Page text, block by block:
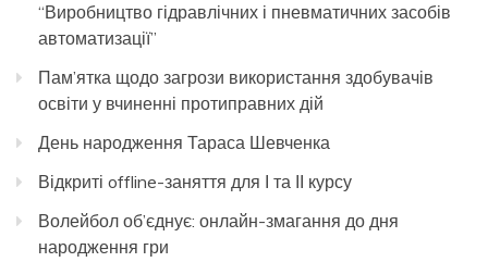
“Виробництво гідравлічних і пневматичних засобів
автоматизації”
Пам’ятка щодо загрози використання здобувачів
освіти у вчиненні протиправних дій
День народження Тараса Шевченка
Відкриті offline-заняття для І та ІІ курсу
Волейбол об’єднує: онлайн-змагання до дня
народження гри